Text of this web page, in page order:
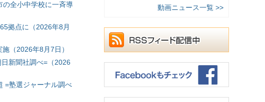
全小中学校に一斉導
拠点に（2026年8月
（2026年8月7日）
新聞社調べ=（2026
=塾選ジャーナル調べ
動画ニュース一覧 >>